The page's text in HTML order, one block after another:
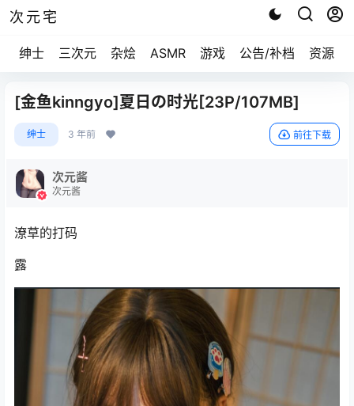
次元宅
绅士 三次元 杂烩 ASMR 游戏 公告/补档 资源求
[金鱼kinngyo]夏日の时光[23P/107MB]
绅士 3 年前 前往下载
次元酱
次元酱
潦草的打码
露